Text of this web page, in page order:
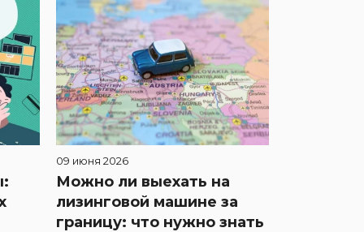
09 июня 2026
Можно ли выехать на
лизинговой машине за
границу: что нужно знать